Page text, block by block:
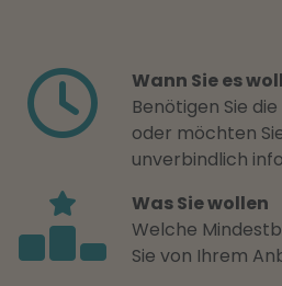
Wann Sie es
Benötigen Sie
oder möchten
unverbindlich
Was Sie wollen
Welche
Sie von Ihrem